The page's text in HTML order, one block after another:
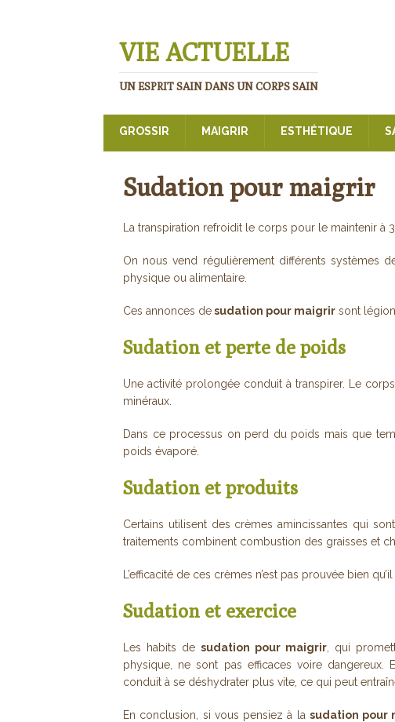
VIE ACTUELLE
UN ESPRIT SAIN DANS UN CORPS SAIN
GROSSIR MAIGRIR ESTHÉTIQUE
Sudation pour maigrir
La transpiration refroidit le corps pour le maintenir à
On nous vend régulièrement différents systèmes
physique ou alimentaire.
Ces annonces desudation pour maigrir sont
Sudation et perte de poids
Une activité prolongée conduit à transpirer. Le
minéraux.
Dans ce processus on perd du poids mais que
poids évaporé.
Sudation et produits
Certains utilisent des crèmes amincissantes qui
traitements combinent combustion des graisses et
L’efficacité de ces crèmes n’est pas prouvée bien
Sudation et exercice
Les habits desudation pour maigrir , qui
physique, ne sont pas efficaces voire
conduit à se déshydrater plus vite, ce qui peut
En conclusion, si vous pensiez à la sudation pour